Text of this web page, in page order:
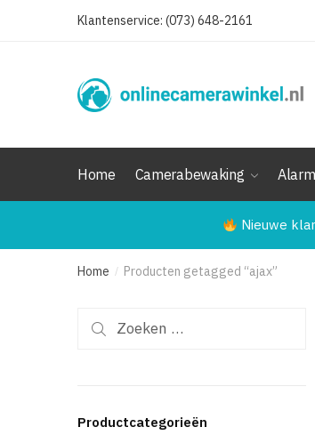
Klantenservice: (073) 648-2161
Home Camerabewaking
Nieuwe
Home / Producten getagged “ajax”
Zoeken
naar:
Productcategorieën